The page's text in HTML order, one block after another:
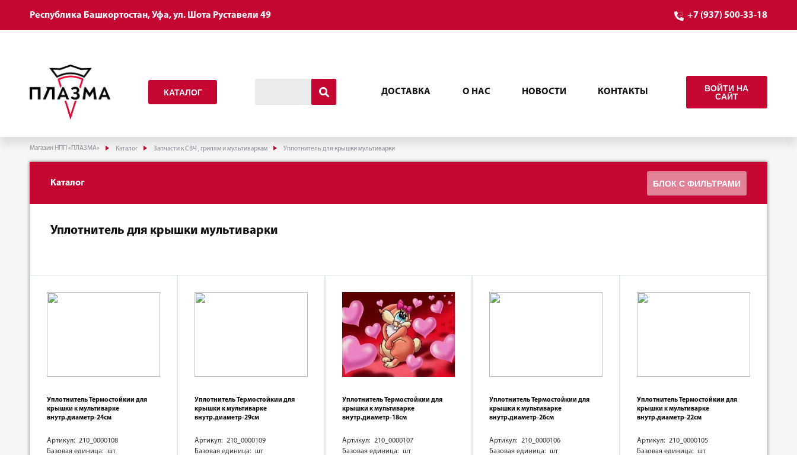
Республика Башкортостан, Уфа, ул. Шота Руставели 49 +7 (937) 500-33-18
КАТАЛОГ ДОСТАВКА О НАС НОВОСТИ КОНТАКТЫ
ВОЙТИ НА
САЙТ
Магазин НПП «ПЛАЗМА» Каталог Запчасти к СВЧ , грилям и мультиваркам Уплотнитель для крышки мультиварки
Каталог БЛОК С ФИЛЬТРАМИ
Уплотнитель для крышки мультиварки
Уплотнитель Термостойкии для
крышки к мультиварке
внутр.диаметр-24см
Артикул: 210_0000108
Базовая единица: шт
Уплотнитель Термостойкии для
крышки к мультиварке
внутр.диаметр-29см
Артикул: 210_0000109
Базовая единица: шт
Уплотнитель Термостойкии для
крышки к мультиварке
внутр.диаметр-18см
Артикул: 210_0000107
Базовая единица: шт
Уплотнитель Термостойкии для
крышки к мультиварке
внутр.диаметр-26см
Артикул: 210_0000106
Базовая единица: шт
Уплотнитель Термостойкии для
крышки к мультиварке
внутр.диаметр-22см
Артикул: 210_0000105
Базовая единица: шт